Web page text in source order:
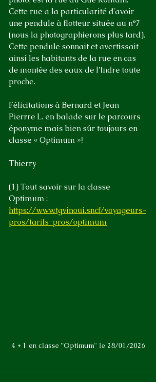
Cette rue a la particularité d’avoir
une pendule à flotteur située au n°7
(nous la photographierons plus tard).
Cette pendule sonnait et avertissait
ainsi les habitants de la rue en cas
de montée des eaux de l’Indre toute
proche.
Félicitations à Bernard et Jean-
Pierrre L. en balade sur le parcours
éponyme mais bien sûr toujours en
classe « Optimum »!
Thierry
(1) Tout savoir sur la classe
Optimum :
https://www.tgvinoui.sncf/voyageurs-
pros/tarifs-pros/optimum
4 + 1 en classe "Optimum" le 28/01/2026